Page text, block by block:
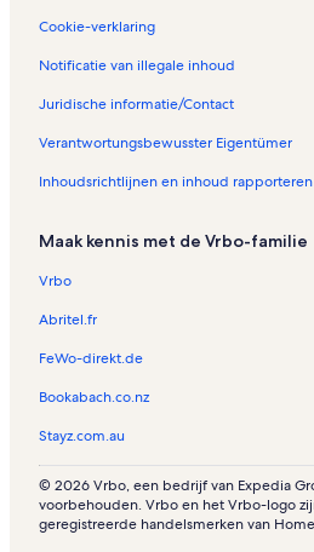
Cookie-verklaring
Notificatie van illegale inhoud
Juridische informatie/Contact
Verantwortungsbewusster Eigentümer
Inhoudsrichtlijnen en inhoud rapporteren
Maak kennis met de Vrbo-familie
Vrbo
Abritel.fr
FeWo-direkt.de
Bookabach.co.nz
Stayz.com.au
© 2026 Vrbo, een bedrijf van Expedia
voorbehouden. Vrbo en het Vrbo-logo
geregistreerde handelsmerken van